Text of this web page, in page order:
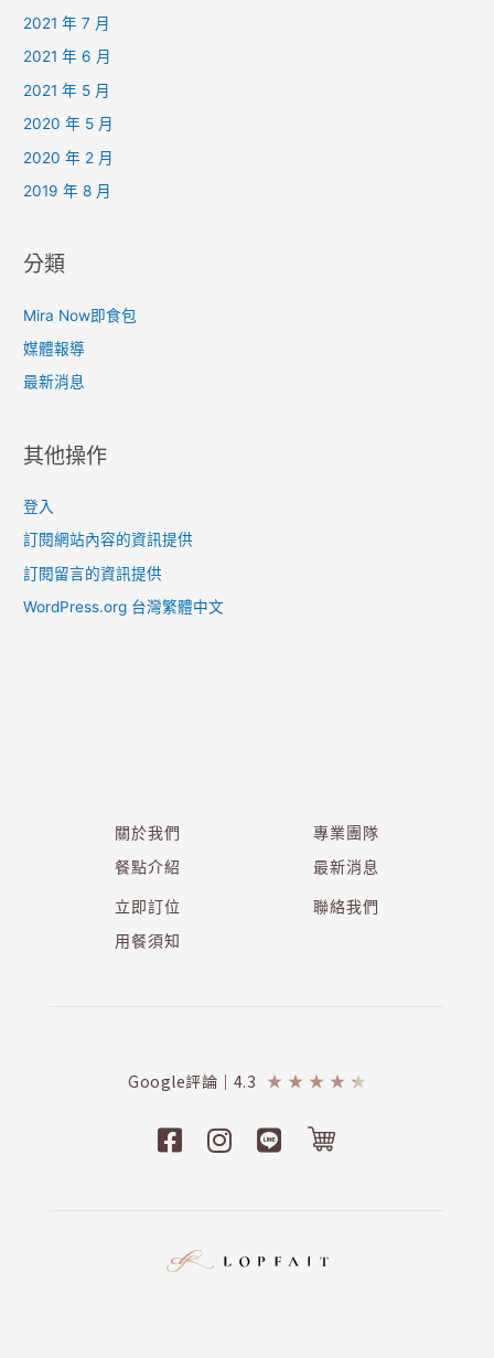
2021 年 7 月
2021 年 6 月
2021 年 5 月
2020 年 5 月
2020 年 2 月
2019 年 8 月
分類
Mira Now即食包
媒體報導
最新消息
其他操作
登入
訂閱網站內容的資訊提供
訂閱留言的資訊提供
WordPress.org 台灣繁體中文
關於我們
餐點介紹
專業團隊
最新消息
立即訂位
用餐須知
聯絡我們
Google評論｜4.3 ★ ★ ★ ★ ★